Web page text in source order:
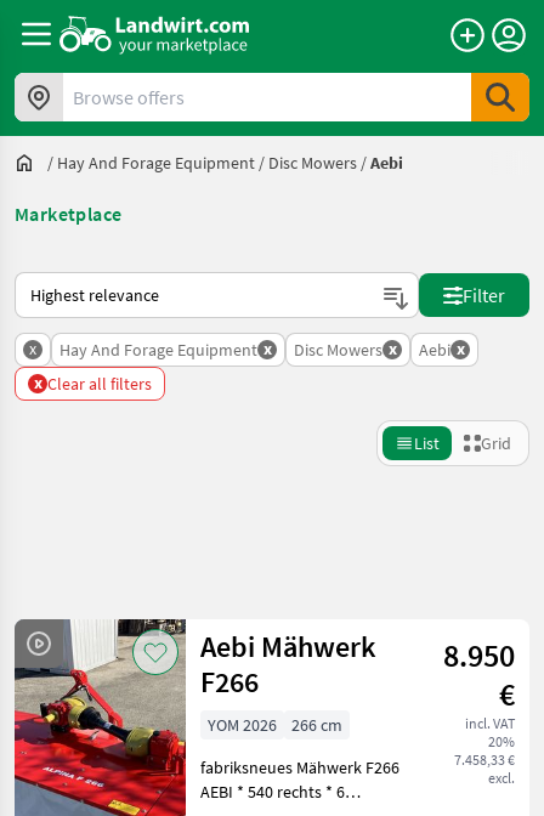
Browse offers
/ Hay And Forage Equipment / Disc Mowers /Aebi
Marketplace
This is how sorting works on Landwirt.com
Filter
x Hay And Forage Equipment x Disc Mowers x Aebi x
x Clear all filters
List Grid
Category Place Filter
CURRENT
PATH
Agriculture
technology
Reset
Show
1
results
Aebi Mähwerk
F266
8.950
€
incl. VAT
20%
7.458,33 €
excl.
YOM 2026
266 cm
fabriksneues Mähwerk F266
AEBI * 540 rechts * 6